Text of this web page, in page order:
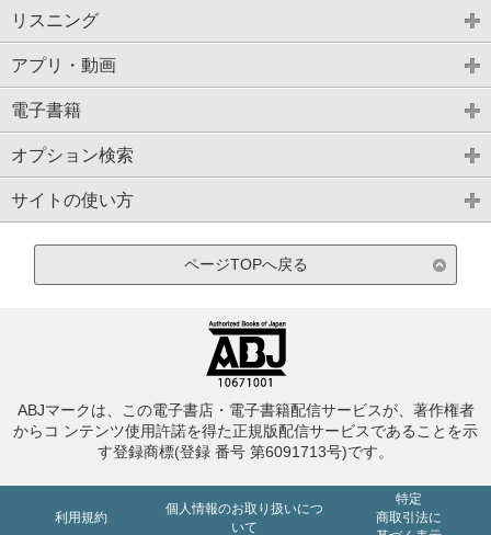
リスニング
アプリ・動画
電子書籍
オプション検索
サイトの使い方
ページTOPへ戻る
ABJマークは、この電子書店・電子書籍配信サービスが、著作権者
からコ ンテンツ使用許諾を得た正規版配信サービスであることを示
す登録商標(登録 番号 第6091713号)です。
利用規約
個人情報のお取り扱いにつ
いて
特定
商取引法に